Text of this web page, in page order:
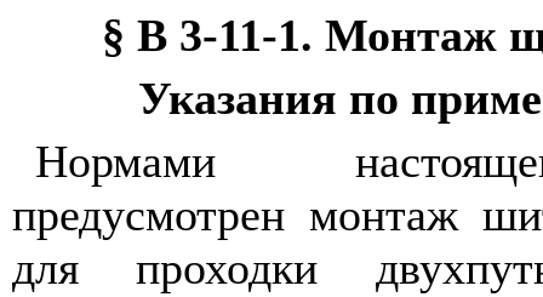
§ В 3-11-1. Монтаж
Указания по
Нормами
предусмотрен монтаж
для проходки